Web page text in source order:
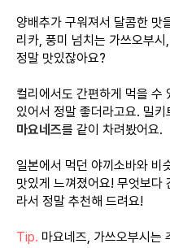
양배추가 구워져서 달콤한 맛
리카, 풍미 넘치는 가쓰오부
정말 맛있잖아요?
컬리에서도 간편하게 먹을 수
있어서 정말 좋더라고요. 밀키
마요네즈를 같이 차려봤어요.
일본에서 먹던 야끼소바와 비
맛있게 느껴졌어요! 무엇보다
라서 정말 추천해 드려요!
Tip. 마요네즈, 가쓰오부시는